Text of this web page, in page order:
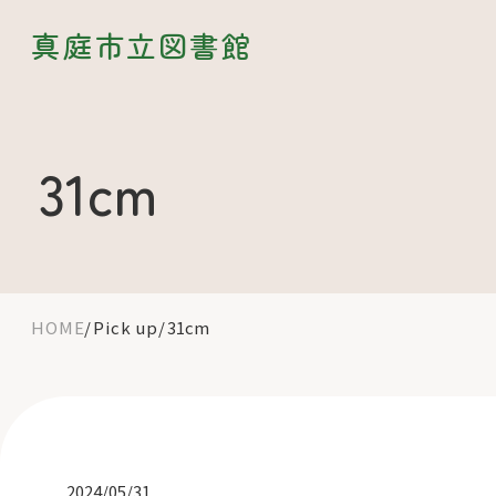
真庭市立図書館
31cm
HOME Pick up 31cm
2024/05/31